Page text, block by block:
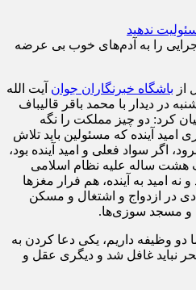
اجرایی را به آدم‌های خوب بی عرضه
از باشگاه خبرنگاران جوان آیت الله
در دیدار با محمد باقر قالیباف
کرد: دو چیز مملکت را نگه
امید آینده که مسئولین باید تلاش
اگر سواد فعلی و امید آینده بود،
هشت ساله علیه نظام اسلامی
نه امید به آینده، هم فرار مغز‌ها
در ازدواج و اشتغال و مسکن
و مسجد سوزی‌ها.
دو وظیفه داریم، یکی دعا کردن به
نباید غافل شد و دیگری عقل و